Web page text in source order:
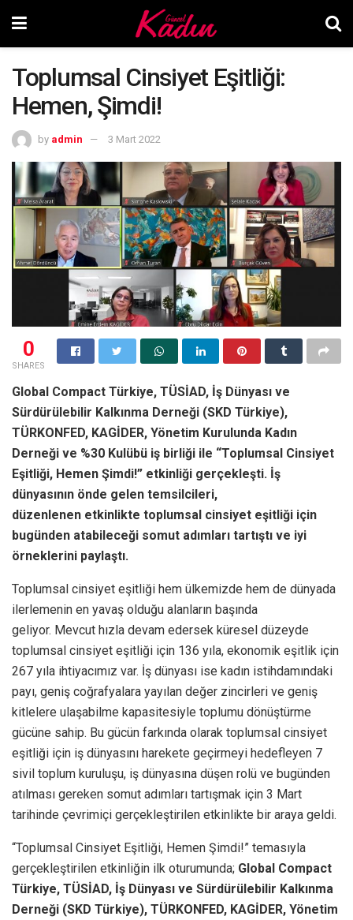
Toplumsal Cinsiyet Eşitliği:
Hemen, Şimdi!
by admin 3 Mart 2022
0
SHARES
Global Compact Türkiye, TÜSİAD, İş Dünyası ve
Sürdürülebilir Kalkınma Derneği (SKD Türkiye),
TÜRKONFED, KAGİDER, Yönetim Kurulunda Kadın
Derneği ve %30 Kulübü iş birliği ile “Toplumsal Cinsiyet
Eşitliği, Hemen Şimdi!” etkinliği gerçekleşti. İş
dünyasının önde gelen temsilcileri,
düzenlenen etkinlikte toplumsal cinsiyet eşitliği için
bugünden atabileceği somut adımları tartıştı ve iyi
örneklerini paylaştı.
Toplumsal cinsiyet eşitliği hem ülkemizde hem de dünyada
ilerlemenin en yavaş olduğu alanların başında
geliyor. Mevcut hızla devam edersek küresel düzeyde
toplumsal cinsiyet eşitliği için 136 yıla, ekonomik eşitlik için
267 yıla ihtiyacımız var. İş dünyası ise kadın istihdamındaki
payı, geniş coğrafyalara yayılan değer zincirleri ve geniş
kitlelere ulaşabilme kapasitesiyle toplumu dönüştürme
gücüne sahip. Bu gücün farkında olarak toplumsal cinsiyet
eşitliği için iş dünyasını harekete geçirmeyi hedefleyen 7
sivil toplum kuruluşu, iş dünyasına düşen rolü ve bugünden
atılması gereken somut adımları tartışmak için 3 Mart
tarihinde çevrimiçi gerçekleştirilen etkinlikte bir araya geldi.
“Toplumsal Cinsiyet Eşitliği, Hemen Şimdi!” temasıyla
gerçekleştirilen etkinliğin ilk oturumunda; Global Compact
Türkiye, TÜSİAD, İş Dünyası ve Sürdürülebilir Kalkınma
Derneği (SKD Türkiye), TÜRKONFED, KAGİDER, Yönetim